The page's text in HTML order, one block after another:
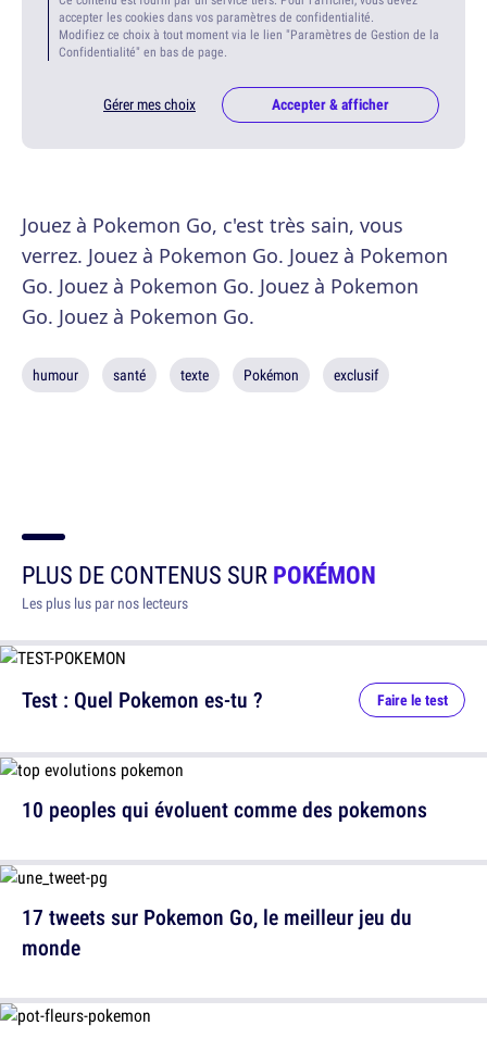
accepter les cookies dans vos paramètres de confidentialité.
Modifiez ce choix à tout moment via le lien "Paramètres de Gestion de la
Confidentialité" en bas de page.
Gérer mes choix Accepter & afficher
Jouez à Pokemon Go, c'est très sain, vous
verrez. Jouez à Pokemon Go. Jouez à Pokemon
Go. Jouez à Pokemon Go. Jouez à Pokemon
Go. Jouez à Pokemon Go.
humour santé texte Pokémon exclusif
PLUS DE CONTENUS SURPOKÉMON
Les plus lus par nos lecteurs
Test : Quel Pokemon es-tu ? Faire le test
17 tweets sur Pokemon Go, le meilleur jeu du
monde
10 peoples qui évoluent comme des pokemons